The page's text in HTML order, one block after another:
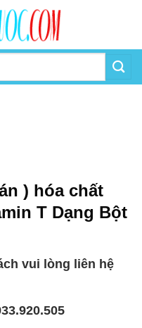
) hóa chất
T Dạng Bột
vui lòng liên hệ